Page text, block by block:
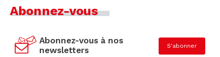
Abonnez-vous
Abonnez-vous à nos
newsletters
S'abonner